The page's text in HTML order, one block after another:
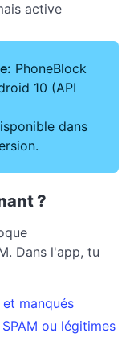
active
PhoneBlock
10 (API
dans
?
Dans l'app, tu
manqués
ou légitimes